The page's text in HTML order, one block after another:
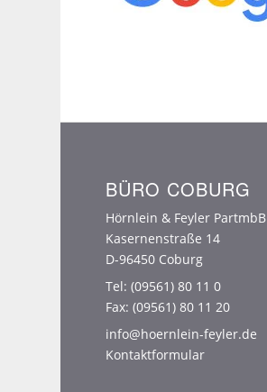
BÜRO COBURG
Hörnlein & Feyler PartmbB
Kasernenstraße 14
D-96450 Coburg
Tel:(09561) 80 11 0
Fax: (09561) 80 11 20
info@hoernlein-feyler.de
Kontaktformular